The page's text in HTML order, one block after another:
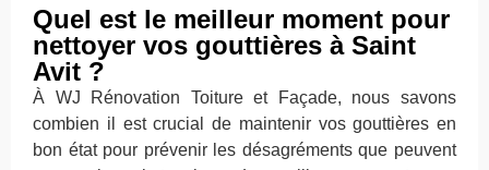
Quel est le meilleur moment pour
nettoyer vos gouttières à Saint
Avit ?
À WJ Rénovation Toiture et Façade, nous savons
combien il est crucial de maintenir vos gouttières en
bon état pour prévenir les désagréments que peuvent